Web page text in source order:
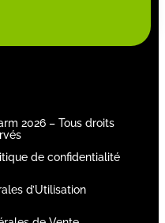
2026 – Tous droits
de confidentialité
d’Utilisation